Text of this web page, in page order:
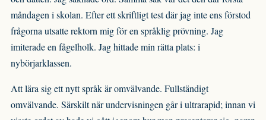
måndagen i skolan. Efter ett skriftligt test där jag inte ens förstod
frågorna utsatte rektorn mig för en språklig prövning. Jag
imiterade en fågelholk. Jag hittade min rätta plats: i
nybörjarklassen.
Att lära sig ett nytt språk är omvälvande. Fullständigt
omvälvande. Särskilt när undervisningen går i ultrarapid; innan vi